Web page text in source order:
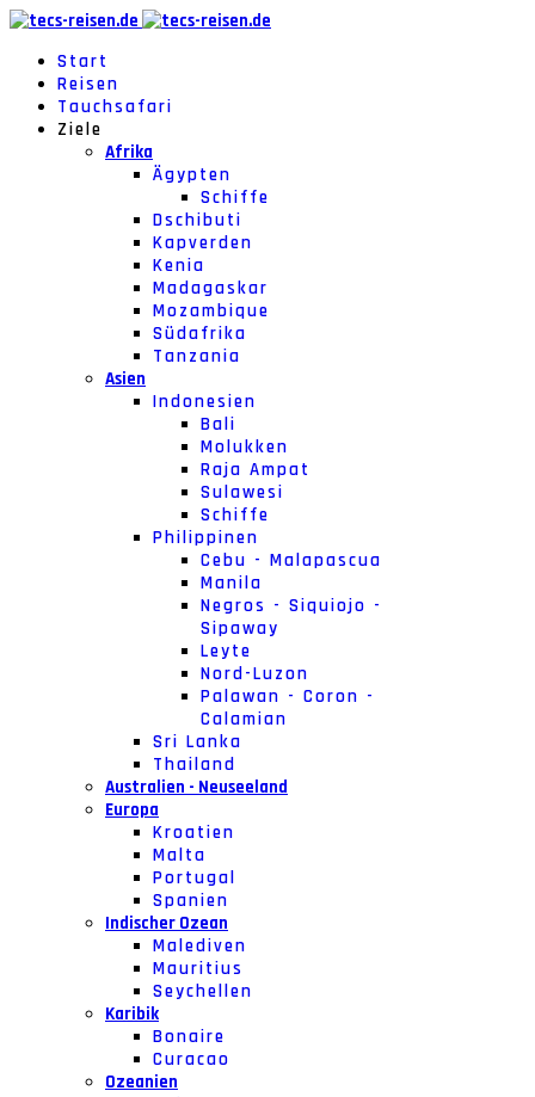
Start
Reisen
Tauchsafari
Ziele
Afrika
Ägypten
Schiffe
Dschibuti
Kapverden
Kenia
Madagaskar
Mozambique
Südafrika
Tanzania
Asien
Indonesien
Bali
Molukken
Raja Ampat
Sulawesi
Schiffe
Philippinen
Cebu - Malapascua
Manila
Negros - Siquiojo -
Sipaway
Leyte
Nord-Luzon
Palawan - Coron -
Calamian
Sri Lanka
Thailand
Australien - Neuseeland
Europa
Kroatien
Malta
Portugal
Spanien
Indischer Ozean
Malediven
Mauritius
Seychellen
Karibik
Bonaire
Curacao
Ozeanien